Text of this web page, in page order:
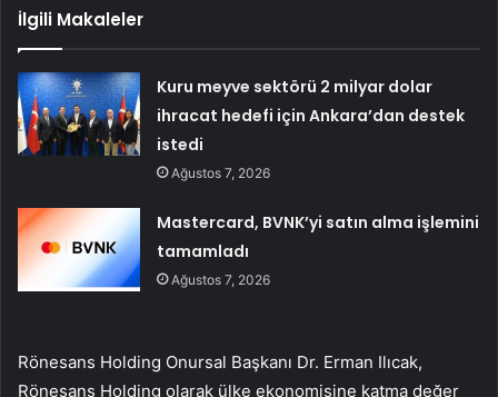
İlgili Makaleler
Kuru meyve sektörü 2 milyar dolar
ihracat hedefi için Ankara’dan destek
istedi
Ağustos 7, 2026
Mastercard, BVNK’yi satın alma işlemini
tamamladı
Ağustos 7, 2026
Rönesans Holding Onursal Başkanı Dr. Erman Ilıcak,
Rönesans Holding olarak ülke ekonomisine katma değer